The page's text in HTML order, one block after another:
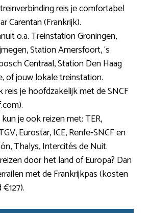
reis je comfortabel
Carentan (Frankrijk).
o.a. Treinstation Groningen,
Station Amersfoort, ‘s
Centraal, Station Den Haag
of jouw lokale treinstation.
reis je hoofdzakelijk met de SNCF
je ook reizen met: TER,
Eurostar, ICE, Renfe-SNCF en
Thalys, Intercités de Nuit.
door het land of Europa? Dan
met de Frankrijkpas (kosten